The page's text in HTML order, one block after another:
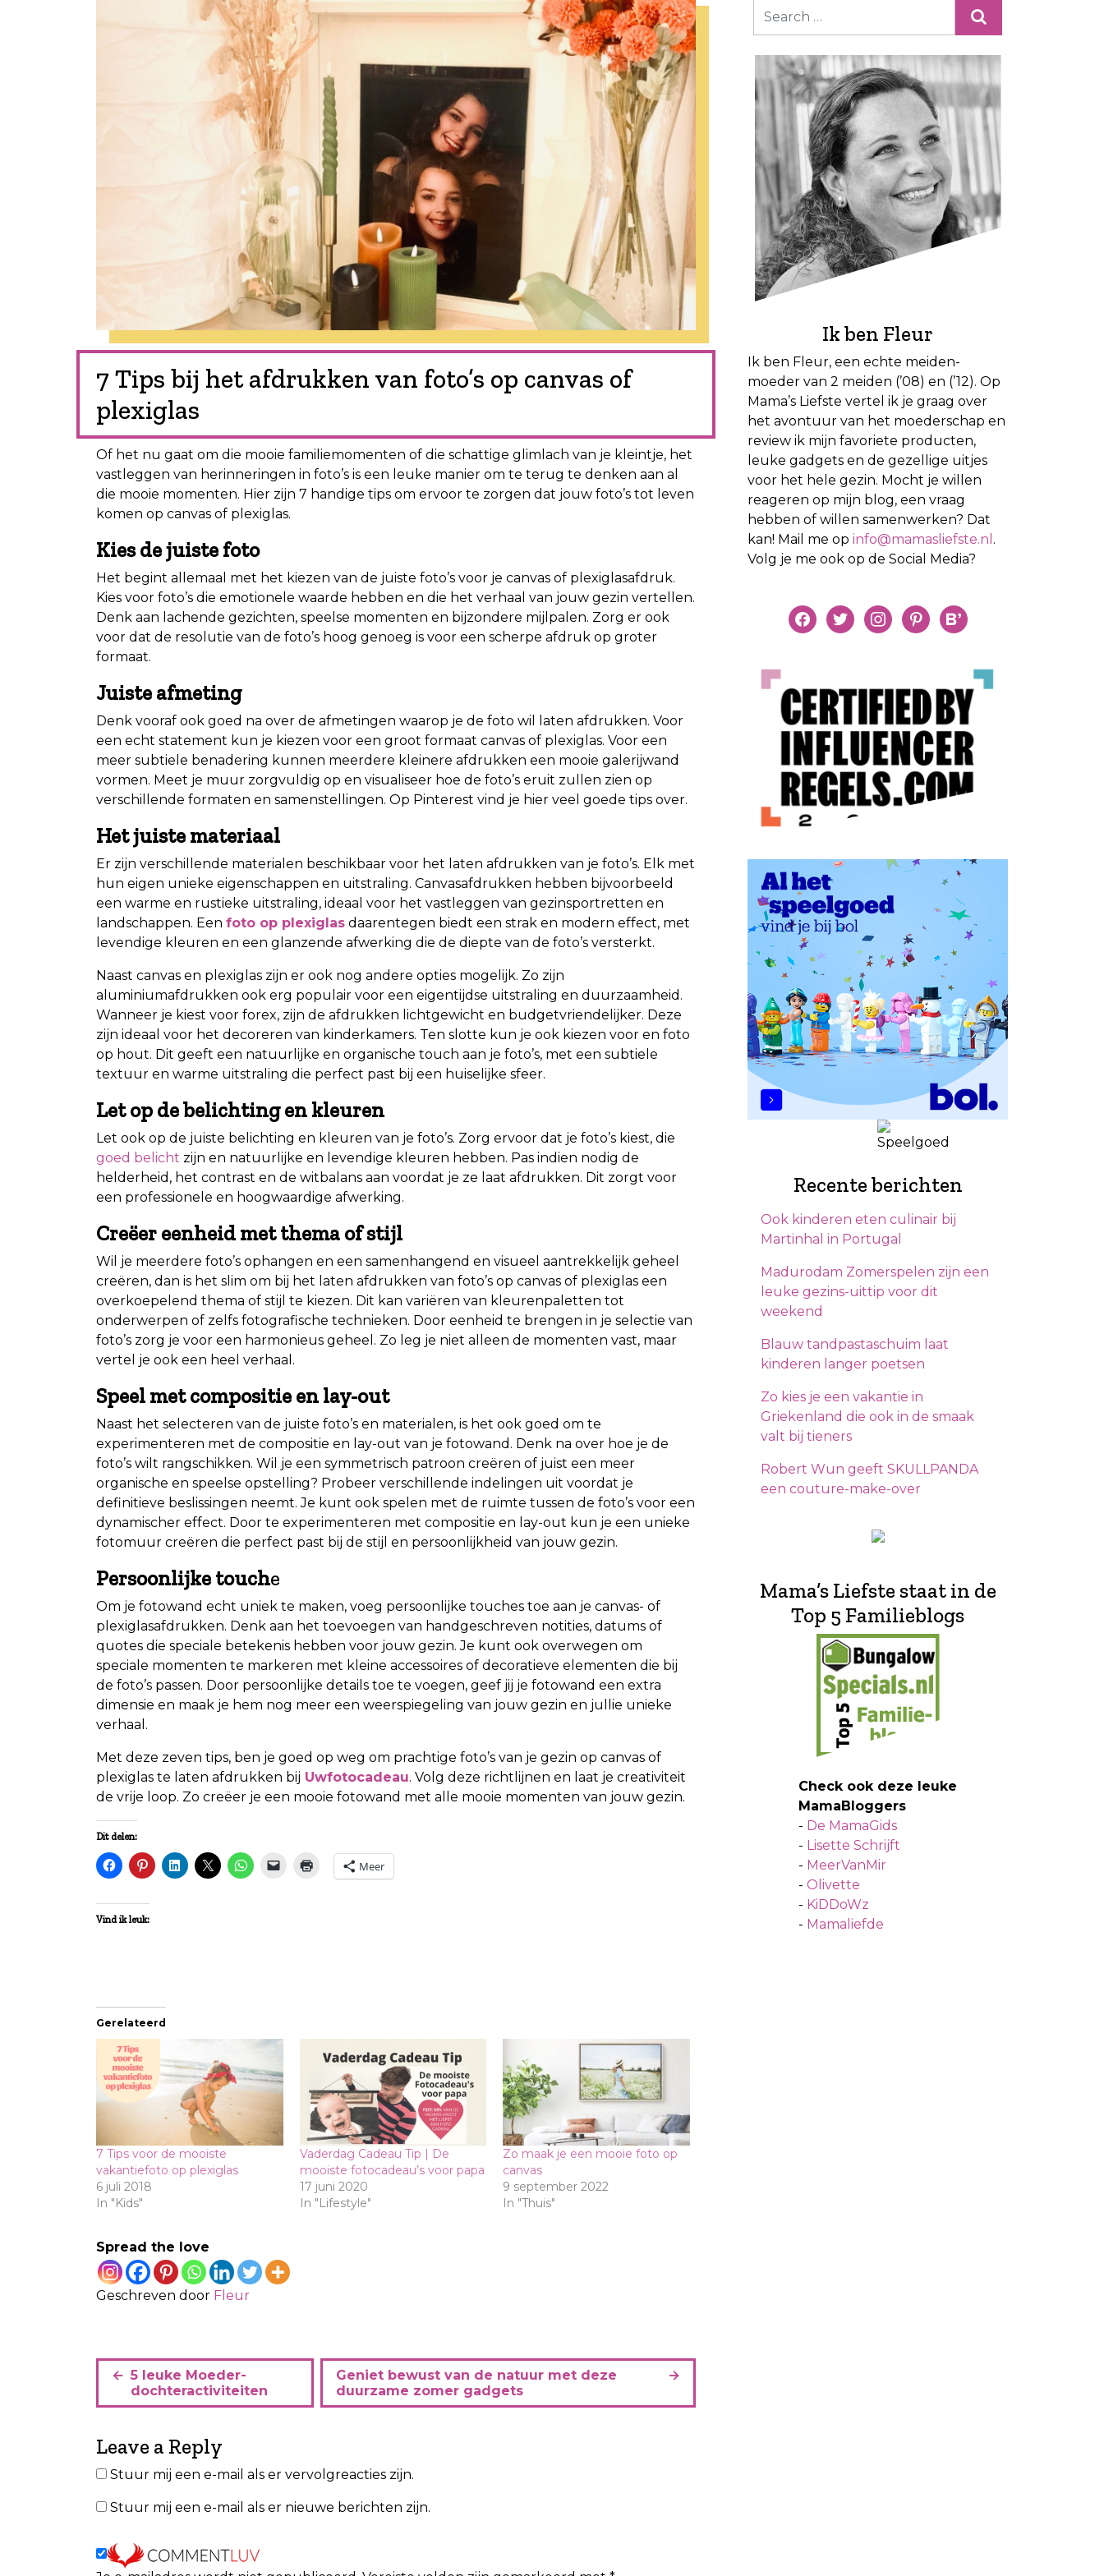
7 Tips bij het afdrukken van foto’s op canvas of
plexiglas
Of het nu gaat om die mooie familiemomenten of die schattige glimlach van je kleintje, het
vastleggen van herinneringen in foto’s is een leuke manier om te terug te denken aan al
die mooie momenten. Hier zijn 7 handige tips om ervoor te zorgen dat jouw foto’s tot leven
komen op canvas of plexiglas.
Kies de juiste foto
Het begint allemaal met het kiezen van de juiste foto’s voor je canvas of plexiglasafdruk.
Kies voor foto’s die emotionele waarde hebben en die het verhaal van jouw gezin vertellen.
Denk aan lachende gezichten, speelse momenten en bijzondere mijlpalen. Zorg er ook
voor dat de resolutie van de foto’s hoog genoeg is voor een scherpe afdruk op groter
formaat.
Juiste afmeting
Denk vooraf ook goed na over de afmetingen waarop je de foto wil laten afdrukken. Voor
een echt statement kun je kiezen voor een groot formaat canvas of plexiglas. Voor een
meer subtiele benadering kunnen meerdere kleinere afdrukken een mooie galerijwand
vormen. Meet je muur zorgvuldig op en visualiseer hoe de foto’s eruit zullen zien op
verschillende formaten en samenstellingen. Op Pinterest vind je hier veel goede tips over.
Het juiste materiaal
Er zijn verschillende materialen beschikbaar voor het laten afdrukken van je foto’s. Elk met
hun eigen unieke eigenschappen en uitstraling. Canvasafdrukken hebben bijvoorbeeld
een warme en rustieke uitstraling, ideaal voor het vastleggen van gezinsportretten en
landschappen. Een foto op plexiglas daarentegen biedt een strak en modern effect, met
levendige kleuren en een glanzende afwerking die de diepte van de foto’s versterkt.
Naast canvas en plexiglas zijn er ook nog andere opties mogelijk. Zo zijn
aluminiumafdrukken ook erg populair voor een eigentijdse uitstraling en duurzaamheid.
Wanneer je kiest voor forex, zijn de afdrukken lichtgewicht en budgetvriendelijker. Deze
zijn ideaal voor het decoreren van kinderkamers. Ten slotte kun je ook kiezen voor en foto
op hout. Dit geeft een natuurlijke en organische touch aan je foto’s, met een subtiele
textuur en warme uitstraling die perfect past bij een huiselijke sfeer.
Let op de belichting en kleuren
Let ook op de juiste belichting en kleuren van je foto’s. Zorg ervoor dat je foto’s kiest, die
goed belicht zijn en natuurlijke en levendige kleuren hebben. Pas indien nodig de
helderheid, het contrast en de witbalans aan voordat je ze laat afdrukken. Dit zorgt voor
een professionele en hoogwaardige afwerking.
Creëer eenheid met thema of stijl
Wil je meerdere foto’s ophangen en een samenhangend en visueel aantrekkelijk geheel
creëren, dan is het slim om bij het laten afdrukken van foto’s op canvas of plexiglas een
overkoepelend thema of stijl te kiezen. Dit kan variëren van kleurenpaletten tot
onderwerpen of zelfs fotografische technieken. Door eenheid te brengen in je selectie van
foto’s zorg je voor een harmonieus geheel. Zo leg je niet alleen de momenten vast, maar
vertel je ook een heel verhaal.
Speel met compositie en lay-out
Naast het selecteren van de juiste foto’s en materialen, is het ook goed om te
experimenteren met de compositie en lay-out van je fotowand. Denk na over hoe je de
foto’s wilt rangschikken. Wil je een symmetrisch patroon creëren of juist een meer
organische en speelse opstelling? Probeer verschillende indelingen uit voordat je
definitieve beslissingen neemt. Je kunt ook spelen met de ruimte tussen de foto’s voor een
dynamischer effect. Door te experimenteren met compositie en lay-out kun je een unieke
fotomuur creëren die perfect past bij de stijl en persoonlijkheid van jouw gezin.
Persoonlijke touche
Om je fotowand echt uniek te maken, voeg persoonlijke touches toe aan je canvas- of
plexiglasafdrukken. Denk aan het toevoegen van handgeschreven notities, datums of
quotes die speciale betekenis hebben voor jouw gezin. Je kunt ook overwegen om
speciale momenten te markeren met kleine accessoires of decoratieve elementen die bij
de foto’s passen. Door persoonlijke details toe te voegen, geef jij je fotowand een extra
dimensie en maak je hem nog meer een weerspiegeling van jouw gezin en jullie unieke
verhaal.
Met deze zeven tips, ben je goed op weg om prachtige foto’s van je gezin op canvas of
plexiglas te laten afdrukken bij Uwfotocadeau. Volg deze richtlijnen en laat je creativiteit
de vrije loop. Zo creëer je een mooie fotowand met alle mooie momenten van jouw gezin.
Dit delen:
Meer
Vind ik leuk:
Gerelateerd
7 Tips voor de mooiste
vakantiefoto op plexiglas
6 juli 2018
In "Kids"
Vaderdag Cadeau Tip | De
mooiste fotocadeau’s voor papa
17 juni 2020
In "Lifestyle"
Zo maak je een mooie foto op
canvas
9 september 2022
In "Thuis"
Spread the love
Geschreven door Fleur
i
c
t
n
a
5 leuke Moeder-
dochteractiviteiten
Geniet bewust van de natuur met deze
duurzame zomer gadgets
Leave a Reply
Stuur mij een e-mail als er vervolgreacties zijn.
Stuur mij een e-mail als er nieuwe berichten zijn.
Ik ben Fleur
Ik ben Fleur, een echte meiden-
moeder van 2 meiden (’08) en (’12). Op
Mama’s Liefste vertel ik je graag over
het avontuur van het moederschap en
review ik mijn favoriete producten,
leuke gadgets en de gezellige uitjes
voor het hele gezin. Mocht je willen
reageren op mijn blog, een vraag
hebben of willen samenwerken? Dat
kan! Mail me op info@mamasliefste.nl .
Volg je me ook op de Social Media?
facebooktwitterinstagrampinterestbloglovin
Recente berichten
Ook kinderen eten culinair bij
Martinhal in Portugal
Madurodam Zomerspelen zijn een
leuke gezins-uittip voor dit
weekend
Blauw tandpastaschuim laat
kinderen langer poetsen
Zo kies je een vakantie in
Griekenland die ook in de smaak
valt bij tieners
Robert Wun geeft SKULLPANDA
een couture-make-over
Mama’s Liefste staat in de
Top 5 Familieblogs
Check ook deze leuke
MamaBloggers
- De MamaGids
- Lisette Schrijft
- MeerVanMir
- Olivette
- KiDDoWz
- Mamaliefde